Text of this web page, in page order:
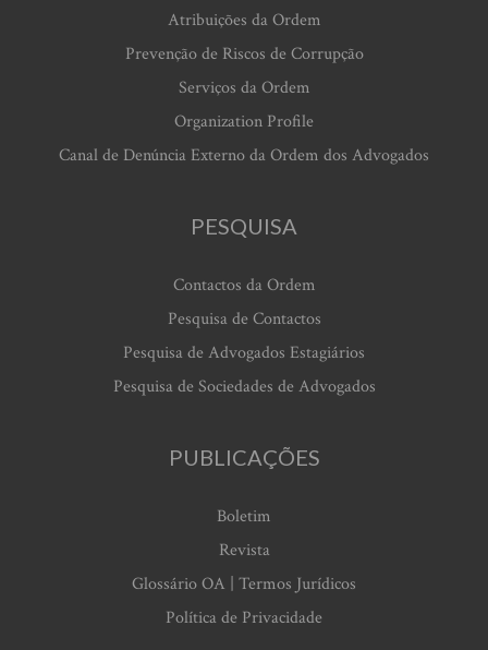
Atribuições da Ordem
Prevenção de Riscos de Corrupção
Serviços da Ordem
Organization Profile
Canal de Denúncia Externo da Ordem dos Advogados
PESQUISA
Contactos da Ordem
Pesquisa de Contactos
Pesquisa de Advogados Estagiários
Pesquisa de Sociedades de Advogados
PUBLICAÇÕES
Boletim
Revista
Glossário OA | Termos Jurídicos
Política de Privacidade